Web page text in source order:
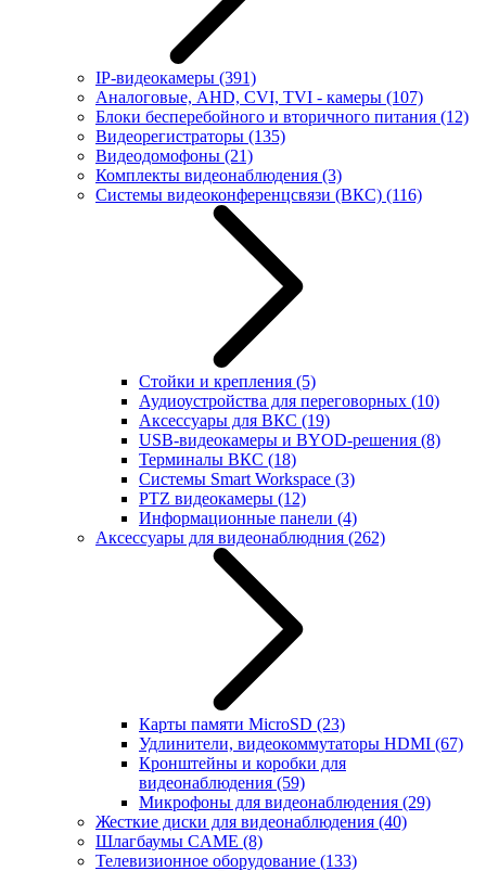
IP-видеокамеры (391)
Аналоговые, AHD, CVI, TVI - камеры (107)
Блоки бесперебойного и вторичного питания (12)
Видеорегистраторы (135)
Видеодомофоны (21)
Комплекты видеонаблюдения (3)
Системы видеоконференцсвязи (ВКС) (116)
Стойки и крепления (5)
Аудиоустройства для переговорных (10)
Аксессуары для ВКС (19)
USB-видеокамеры и BYOD-решения (8)
Терминалы ВКС (18)
Системы Smart Workspace (3)
PTZ видеокамеры (12)
Информационные панели (4)
Аксессуары для видеонаблюдния (262)
Карты памяти MicroSD (23)
Удлинители, видеокоммутаторы HDMI (67)
Кронштейны и коробки для
видеонаблюдения (59)
Микрофоны для видеонаблюдения (29)
Жесткие диски для видеонаблюдения (40)
Шлагбаумы CAME (8)
Телевизионное оборудование (133)